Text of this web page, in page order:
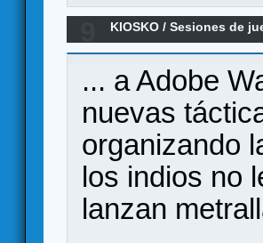
KIOSKO /Sesiones de
... a Adobe
nuevas
organizando
los indios no
lanzan